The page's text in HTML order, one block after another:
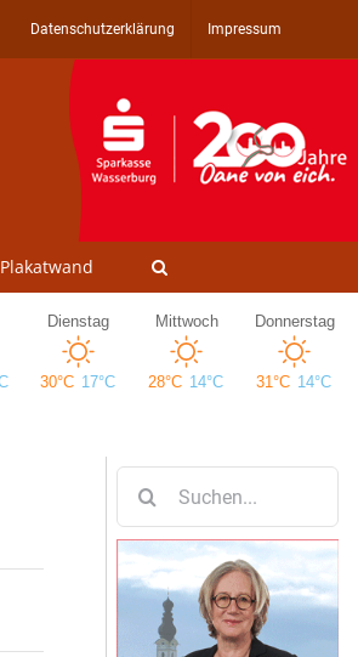
Datenschutzerklärung Impressum
Plakatwand
nach: